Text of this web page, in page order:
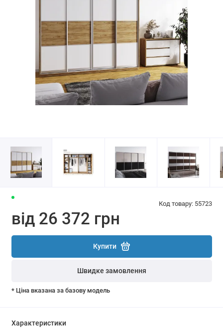
Код товару: 55723
від 26 372 грн
Купити
Швидке замовлення
* Ціна вказана за базову модель
Характеристики